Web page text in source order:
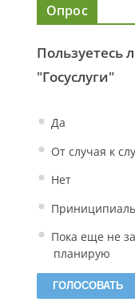
Опрос
"Госуслуги"
Да
От случая к
Нет
Пока еще не
планирую